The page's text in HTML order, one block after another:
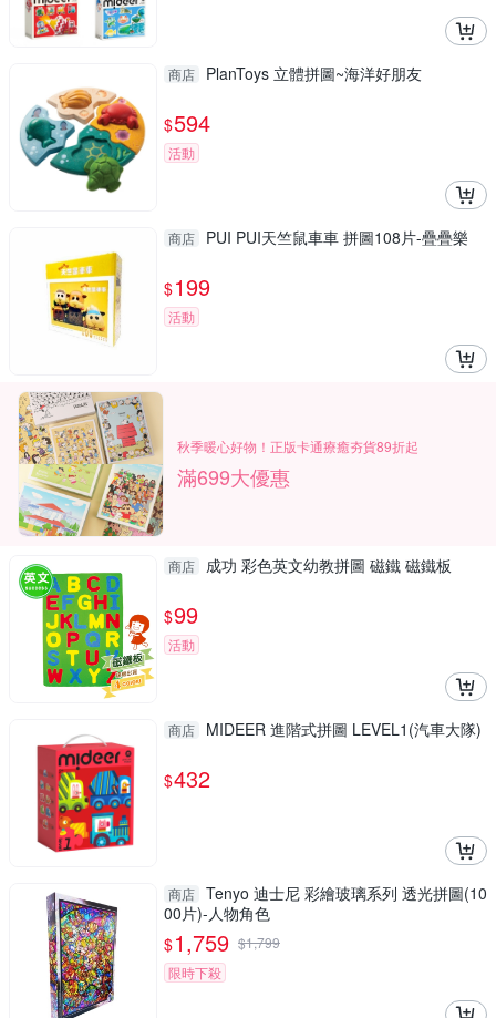
商店 PlanToys 立體拼圖~海洋好朋友
$594
活動
商店 PUI PUI天竺鼠車車 拼圖108片-疊疊樂
$199
活動
秋季暖心好物！正版卡通療癒夯貨89折起
滿699大優惠
商店 成功 彩色英文幼教拼圖 磁鐵 磁鐵板
$99
活動
商店 MIDEER 進階式拼圖 LEVEL1(汽車大隊)
$432
商店 Tenyo 迪士尼 彩繪玻璃系列 透光拼圖(10
00片)-人物角色
$1,759 $1,799
限時下殺